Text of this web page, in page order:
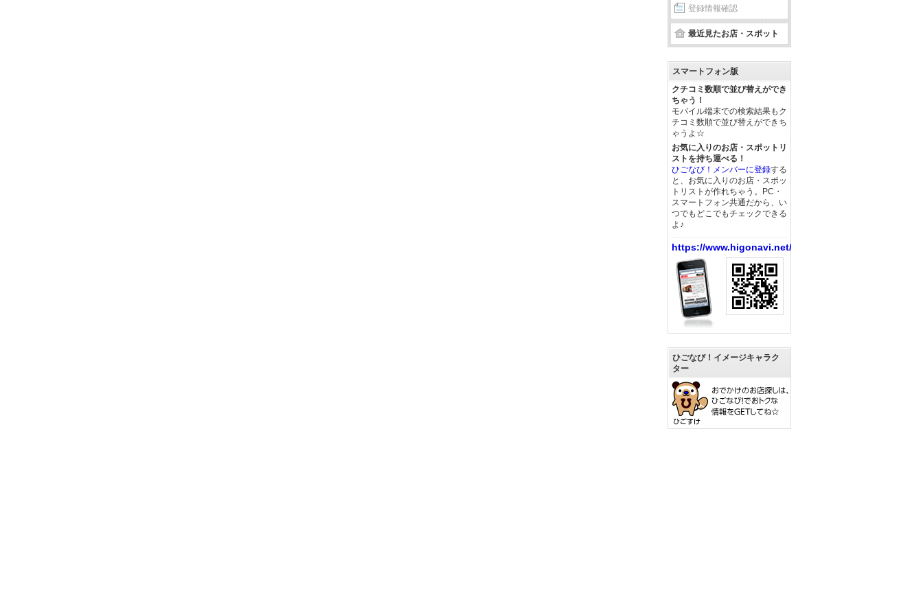
登録情報確認
最近見たお店・スポット
スマートフォン版
クチコミ数順で並び替えができ
ちゃう！
モバイル端末での検索結果もク
チコミ数順で並び替えができち
ゃうよ☆
お気に入りのお店・スポットリ
ストを持ち運べる！
ひごなび！メンバーに登録する
と、お気に入りのお店・スポッ
トリストが作れちゃう。PC・
スマートフォン共通だから、い
つでもどこでもチェックできる
よ♪
https://www.higonavi.net/
ひごなび！イメージキャラク
ター